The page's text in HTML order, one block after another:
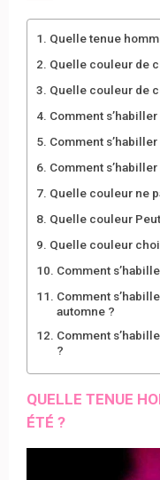
Quelle tenue
Quelle couleur de
Quelle couleur de
Comment
Comment
Comment
Quelle couleur ne
Quelle couleur
Quelle couleur
Comment
Comment
automne ?
Comment
?
QUELLE TENUE
ÉTÉ ?